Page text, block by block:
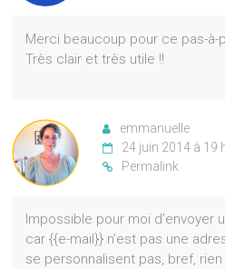
Merci beaucoup pour ce pas-à-
Très clair et très utile !!
emmanuelle
24 juin 2014 à 19
Permalink
Impossible pour moi d’envoyer
car {{e-mail}} n’est pas une
se personnalisent pas, bref,